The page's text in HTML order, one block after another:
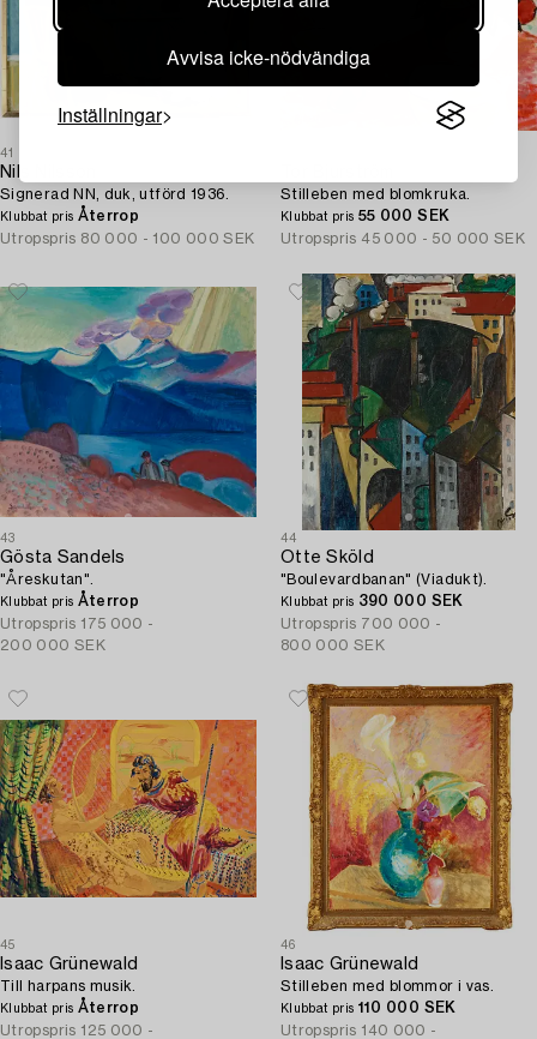
Avvisa icke-nödvändiga
Inställningar
41
Nils Nilsson
Signerad NN, duk, utförd 1936.
Klubbat pris Återrop
Utropspris 80 000 - 100 000 SEK
Stilleben med blomkruka.
Klubbat pris 55 000 SEK
Utropspris 45 000 - 50 000 SEK
43
Gösta Sandels
"Åreskutan".
Klubbat pris Återrop
Utropspris 175 000 -
200 000 SEK
44
Otte Sköld
"Boulevardbanan" (Viadukt).
Klubbat pris 390 000 SEK
Utropspris 700 000 -
800 000 SEK
45
Isaac Grünewald
Till harpans musik.
Klubbat pris Återrop
Utropspris 125 000 -
46
Isaac Grünewald
Stilleben med blommor i vas.
Klubbat pris 110 000 SEK
Utropspris 140 000 -